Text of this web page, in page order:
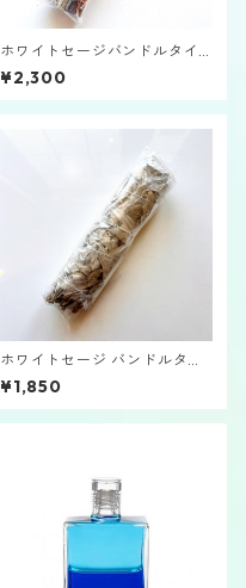
ホワイトセージバンドルタイ
プ大
¥2,300
ホワイトセージ バンドルタイ
プ
¥1,850